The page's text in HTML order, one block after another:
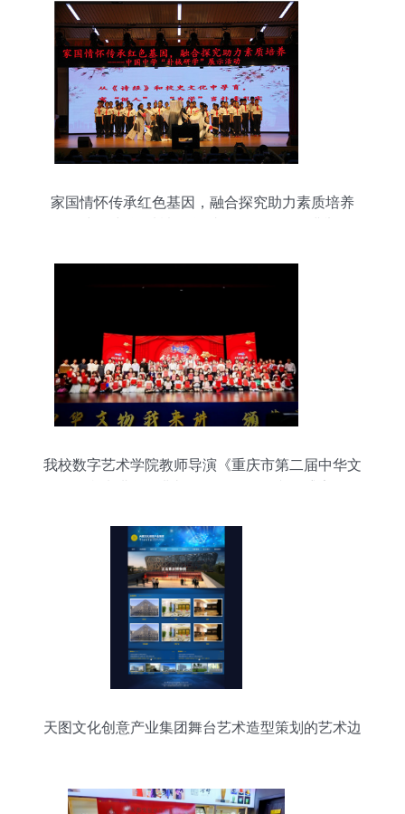
家国情怀传承红色基因，融合探究助力素质培养
我校数字艺术学院教师导演《重庆市第二届中华文
天图文化创意产业集团舞台艺术造型策划的艺术边